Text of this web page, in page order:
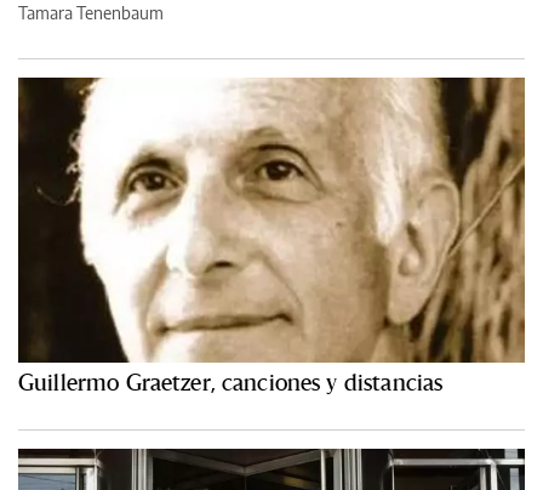
Tamara Tenenbaum
Guillermo Graetzer, canciones y distancias